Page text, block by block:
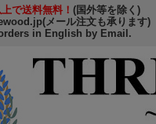
で送料無料！ (国外等を除く)
(メール注文も承ります)
in English by Email.